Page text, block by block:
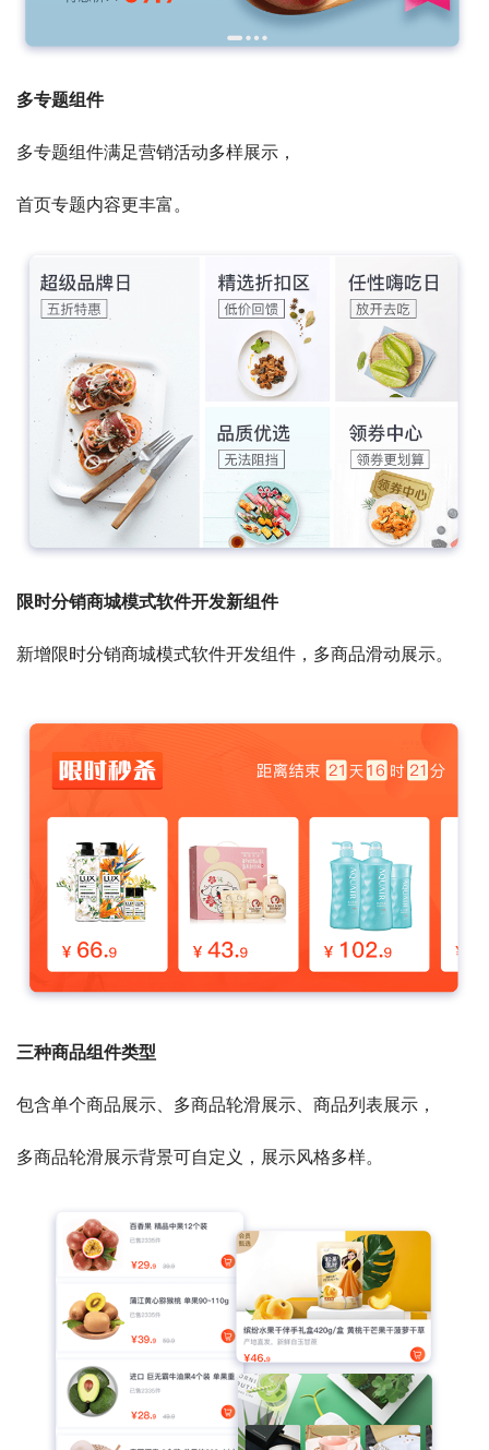
多专题组件
多专题组件满足营销活动多样展示，
首页专题内容更丰富。
限时分销商城模式软件开发新组件
新增限时分销商城模式软件开发组件，多商品滑动展示。
三种商品组件类型
包含单个商品展示、多商品轮滑展示、商品列表展示，
多商品轮滑展示背景可自定义，展示风格多样。